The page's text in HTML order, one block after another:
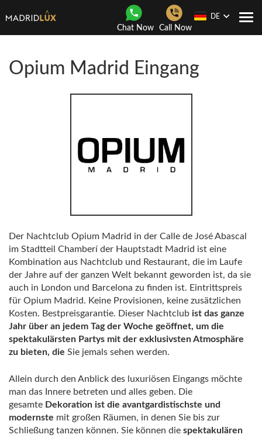
Chat Now Call Now
DE
Opium Madrid Eingang
Der Nachtclub Opium Madrid in der Calle de José Abascal
im Stadtteil Chamberí der Hauptstadt Madrid ist eine
Kombination aus Nachtclub und Restaurant, die im Laufe
der Jahre auf der ganzen Welt bekannt geworden ist, da sie
auch in London und Barcelona zu finden ist. Eintrittspreis
für Opium Madrid. Keine Provisionen, keine zusätzlichen
Kosten. Bestpreisgarantie. Dieser Nachtclub ist das ganze
Jahr über an jedem Tag der Woche geöffnet, um die
spektakulärsten Partys mit der exklusivsten Atmosphäre
zu bieten, die Sie jemals sehen werden.
Allein durch den Anblick des luxuriösen Eingangs möchte
man das Innere betreten und alles geben. Die
gesamte Dekoration ist die avantgardistischste und
modernste mit großen Räumen, in denen Sie bis zur
Schließung tanzen können. Sie können die spektakulären